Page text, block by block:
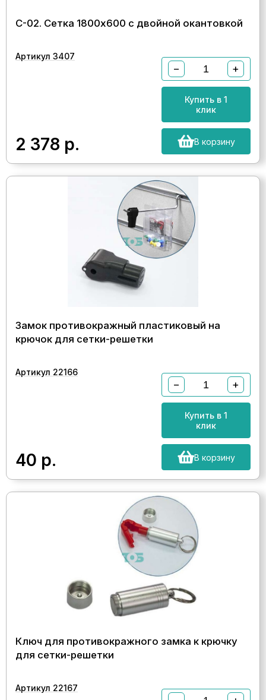
С-02. Сетка 1800х600 с двойной окантовкой
Артикул 3407
2 378 р.
− +
Купить в 1
клик
В корзину
Замок противокражный пластиковый на
крючок для сетки-решетки
Артикул 22166
40 р.
− +
Купить в 1
клик
В корзину
Ключ для противокражного замка к крючку
для сетки-решетки
Артикул 22167